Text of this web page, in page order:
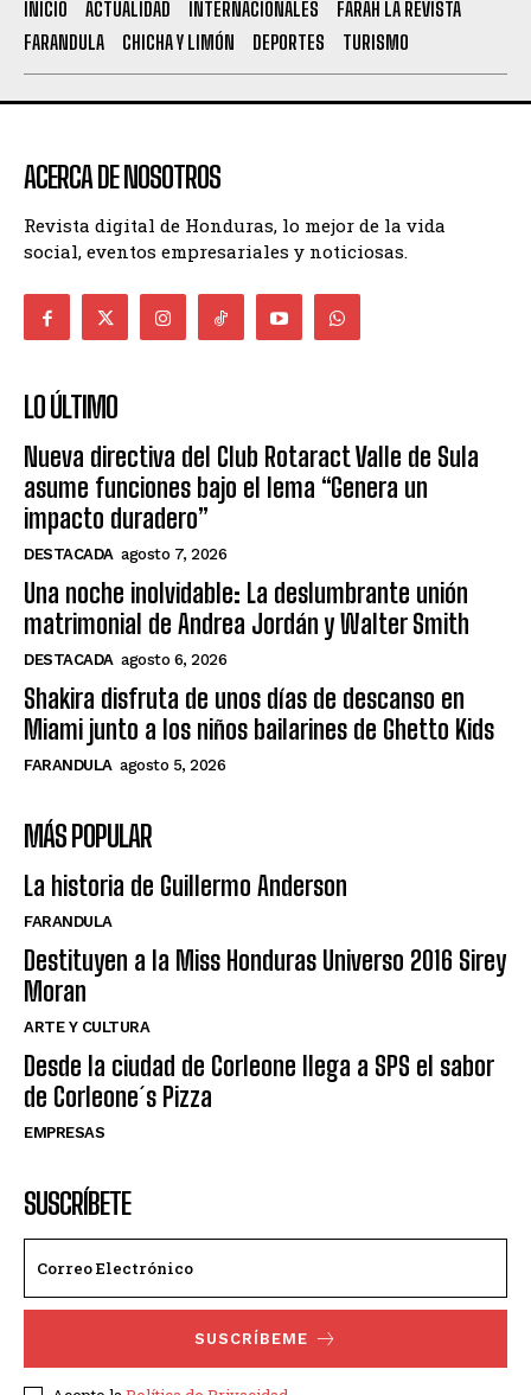
INICIO ACTUALIDAD INTERNACIONALES
FARAH LA REVISTA
FARANDULA
CHICHA Y LIMÓN DEPORTES TURISMO
ACERCA DE NOSOTROS
Revista digital de Honduras, lo mejor de la vida
social, eventos empresariales y noticiosas.
LO ÚLTIMO
Nueva directiva del Club Rotaract Valle de Sula
asume funciones bajo el lema “Genera un
impacto duradero”
DESTACADA agosto 7, 2026
Una noche inolvidable: La deslumbrante unión
matrimonial de Andrea Jordán y Walter Smith
DESTACADA agosto 6, 2026
Shakira disfruta de unos días de descanso en
Miami junto a los niños bailarines de Ghetto Kids
FARANDULA agosto 5, 2026
MÁS POPULAR
La historia de Guillermo Anderson
FARANDULA
Destituyen a la Miss Honduras Universo 2016 Sirey
Moran
ARTE Y CULTURA
Desde la ciudad de Corleone llega a SPS el sabor
de Corleone´s Pizza
EMPRESAS
SUSCRÍBETE
SUSCRÍBEME